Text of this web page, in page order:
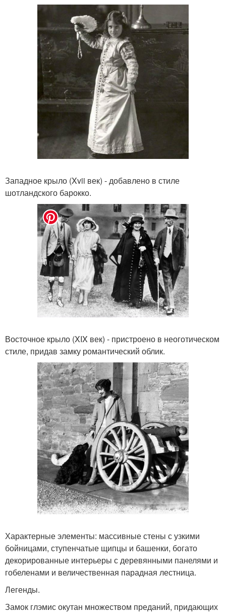
Западное крыло (Xvii век) - добавлено в стиле
шотландского барокко.
Восточное крыло (XIX век) - пристроено в неоготическом
стиле, придав замку романтический облик.
Характерные элементы: массивные стены с узкими
бойницами, ступенчатые щипцы и башенки, богато
декорированные интерьеры с деревянными панелями и
гобеленами и величественная парадная лестница.
Легенды.
Замок глэмис окутан множеством преданий, придающих